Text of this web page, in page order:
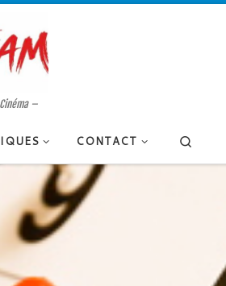
–
CONTACT